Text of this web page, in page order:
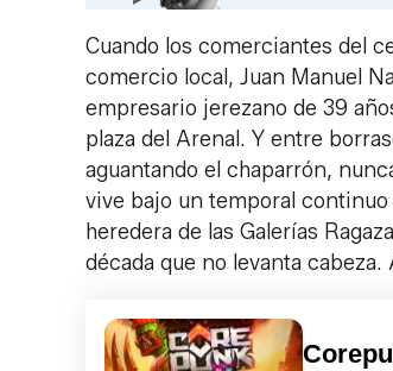
Cuando los comerciantes del
comercio local, Juan Manuel
empresario jerezano de 39
plaza del Arenal. Y entre
aguantando el chaparrón,
vive bajo un temporal continuo
heredera de las Galerías
década que no levanta